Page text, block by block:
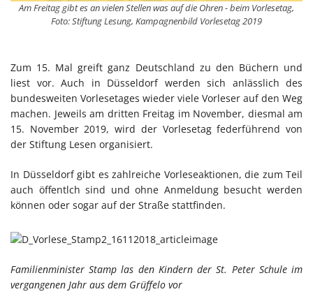
Am Freitag gibt es an vielen Stellen was auf die Ohren - beim Vorlesetag,
Foto: Stiftung Lesung, Kampagnenbild Vorlesetag 2019
Zum 15. Mal greift ganz Deutschland zu den Büchern und
liest vor. Auch in Düsseldorf werden sich anlässlich des
bundesweiten Vorlesetages wieder viele Vorleser auf den Weg
machen. Jeweils am dritten Freitag im November, diesmal am
15. November 2019, wird der Vorlesetag federführend von
der Stiftung Lesen organisiert.
In Düsseldorf gibt es zahlreiche Vorleseaktionen, die zum Teil
auch öffentlch sind und ohne Anmeldung besucht werden
können oder sogar auf der Straße stattfinden.
Familienminister Stamp las den Kindern der St. Peter Schule im
vergangenen Jahr aus dem Grüffelo vor